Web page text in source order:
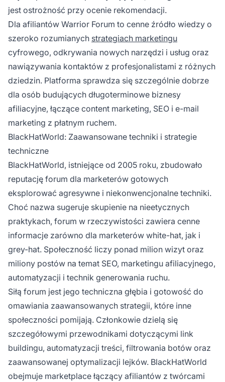
jest ostrożność przy ocenie rekomendacji.
Dla afiliantów Warrior Forum to cenne źródło wiedzy o
szeroko rozumianych strategiach marketingu
cyfrowego, odkrywania nowych narzędzi i usług oraz
nawiązywania kontaktów z profesjonalistami z różnych
dziedzin. Platforma sprawdza się szczególnie dobrze
dla osób budujących długoterminowe biznesy
afiliacyjne, łączące content marketing, SEO i e-mail
marketing z płatnym ruchem.
BlackHatWorld: Zaawansowane techniki i strategie
techniczne
BlackHatWorld, istniejące od 2005 roku, zbudowało
reputację forum dla marketerów gotowych
eksplorować agresywne i niekonwencjonalne techniki.
Choć nazwa sugeruje skupienie na nieetycznych
praktykach, forum w rzeczywistości zawiera cenne
informacje zarówno dla marketerów white-hat, jak i
grey-hat. Społeczność liczy ponad milion wizyt oraz
miliony postów na temat SEO, marketingu afiliacyjnego,
automatyzacji i technik generowania ruchu.
Siłą forum jest jego techniczna głębia i gotowość do
omawiania zaawansowanych strategii, które inne
społeczności pomijają. Członkowie dzielą się
szczegółowymi przewodnikami dotyczącymi link
buildingu, automatyzacji treści, filtrowania botów oraz
zaawansowanej optymalizacji lejków. BlackHatWorld
obejmuje marketplace łączący afiliantów z twórcami